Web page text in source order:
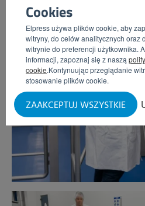
Cookies
Elpress używa plików cookie, aby
witryny, do celów analitycznych oraz
witrynie do preferencji użytkownika.
informacji, zapoznaj się z naszą
cookie.Kontynuując przeglądanie
stosowanie plików cookie.
ZAAKCEPTUJ WSZYSTKIE